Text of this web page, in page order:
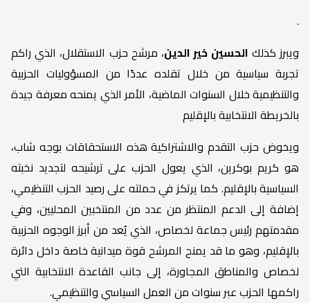
.
ويبرز كذلك الحسين خير الدين، مرشح حزب الاستقلال، الذي راكم
تجربة سياسية من خلال تقلده عددًا من المسؤوليات الحزبية
والتنظيمية خلال السنوات الماضية، الأمر الذي يمنحه معرفة جيدة
بالخريطة الانتخابية بالإقليم
ويخوض حزب التقدم والاشتراكية هذه الاستحقاقات بوجه شاب،
هو كريم بوكرين، الذي يعول الحزب على ترشيحه لتجديد نخبته
السياسية بالإقليم. كما يرتكز في حملته على رصيد الحزب التنظيمي،
إضافة إلى الدعم المنتظر من عدد من المنتخبين المحليين، وفي
مقدمتهم رئيس جماعة لخصاص، الذي يُعد من أبرز الوجوه الحزبية
بالإقليم، وهو ما قد يمنح المرشح قوة ميدانية خاصة داخل دائرة
لخصاص والمناطق المجاورة، إلى جانب القاعدة الانتخابية التي
راكمها الحزب عبر سنوات من العمل السياسي والتنظيمي.